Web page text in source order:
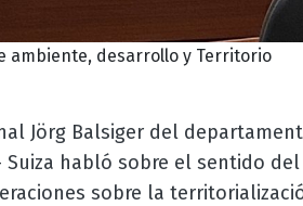
ambiente, desarrollo y Territorio
Jörg Balsiger del
Suiza habló sobre el sentido
sobre la